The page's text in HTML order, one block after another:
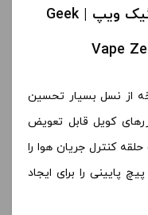
اتومایزر ساب اهم زئوس گیک ویپ | Geek
Vape
از نسل بسیار تحسین
کویل قابل تعویض
کنترل جریان هوا را
را برای ایجاد